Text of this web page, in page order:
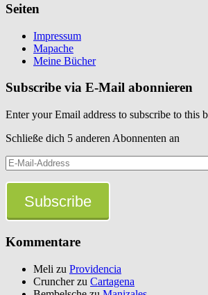
Seiten
Impressum
Mapache
Meine Bücher
Subscribe via E-Mail abonnieren
Enter your Email address to subscribe to this
Schließe dich 5 anderen Abonnenten an
E-
Mail-
Address
Subscribe
Kommentare
Meli zu Providencia
Cruncherzu Cartagena